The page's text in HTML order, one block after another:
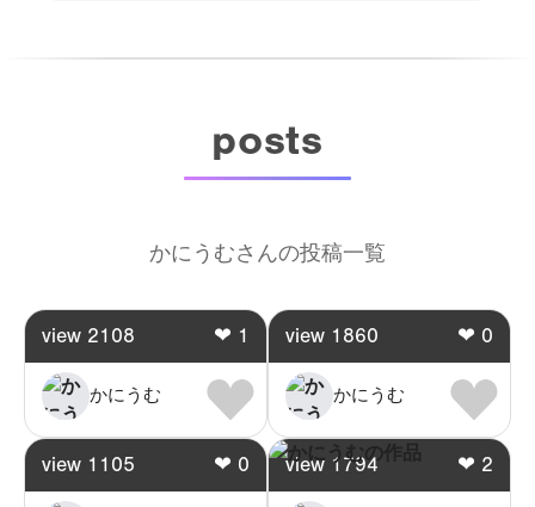
posts
かにうむさんの投稿一覧
view 2108 ❤ 1
かにうむ
view 1860 ❤ 0
かにうむ
view 1105 ❤ 0 view 1794 ❤ 2